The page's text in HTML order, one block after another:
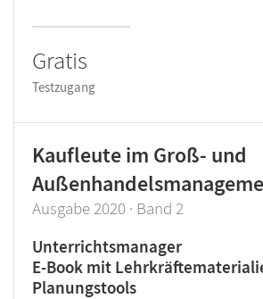
Gratis
Testzugang
Kaufleute im Groß- und
Ausgabe 2020 · Band 2
Unterrichtsmanager
E-Book mit
Planungstools